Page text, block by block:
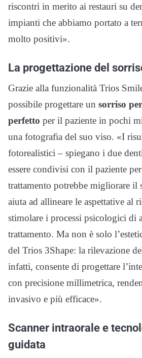
riscontri in merito ai restauri su
impianti che abbiamo portato a
molto positivi».
La progettazione del
Grazie alla funzionalità Trios
possibile progettare un sorriso
perfetto per il paziente in pochi
una fotografia del suo viso. «I
fotorealistici – spiegano i due
essere condivisi con il paziente
trattamento potrebbe migliorare il
aiuta ad allineare le aspettative al
stimolare i processi psicologici di
trattamento. Ma non è solo
del Trios 3Shape: la rilevazione
infatti, consente di progettare
con precisione millimetrica,
invasivo e più efficace».
Scanner intraorale e
guidata